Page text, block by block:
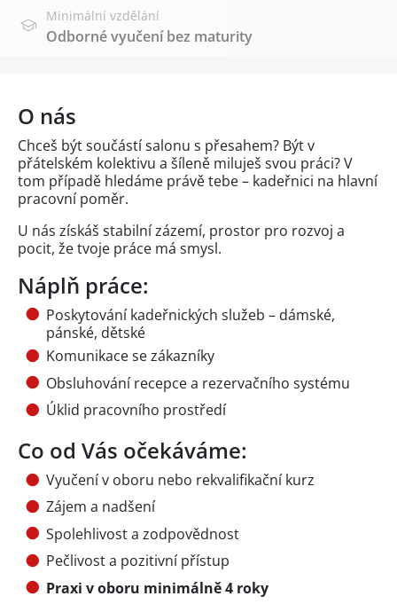
Minimální vzdělání
Odborné vyučení bez maturity
O nás
Chceš být součástí salonu s přesahem? Být v
přátelském kolektivu a šíleně miluješ svou práci? V
tom případě hledáme právě tebe – kadeřnici na hlavní
pracovní poměr.
U nás získáš stabilní zázemí, prostor pro rozvoj a
pocit, že tvoje práce má smysl.
Náplň práce:
Poskytování kadeřnických služeb – dámské,
pánské, dětské
Komunikace se zákazníky
Obsluhování recepce a rezervačního systému
Úklid pracovního prostředí
Co od Vás očekáváme:
Vyučení v oboru nebo rekvalifikační kurz
Zájem a nadšení
Spolehlivost a zodpovědnost
Pečlivost a pozitivní přístup
Praxi v oboru minimálně 4 roky